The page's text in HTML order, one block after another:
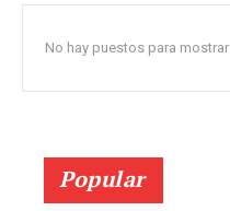
No hay puestos para mostrar
Popular